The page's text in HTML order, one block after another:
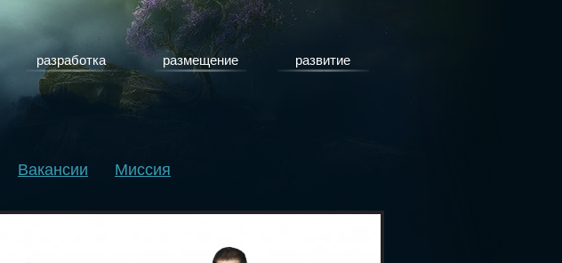
разработка размещение развитие
Вакансии Миссия